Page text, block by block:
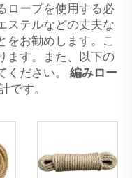
ロープを使用する必
ステルなどの丈夫な
をお勧めします。こ
ます。また、以下の
ください。 編みロー
です。